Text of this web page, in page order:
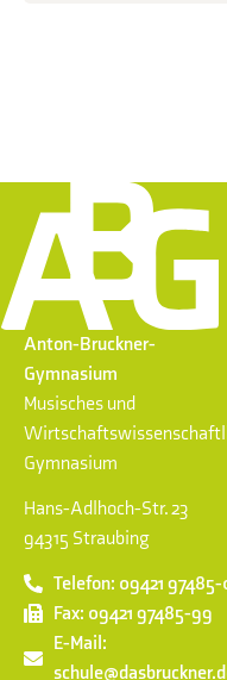
Anton-Bruckner-
Gymnasium
Musisches und
Gymnasium
Hans-Adlhoch-Str. 23
94315 Straubing
Telefon: 09421 97485-
Fax: 09421 97485-99
E-Mail: